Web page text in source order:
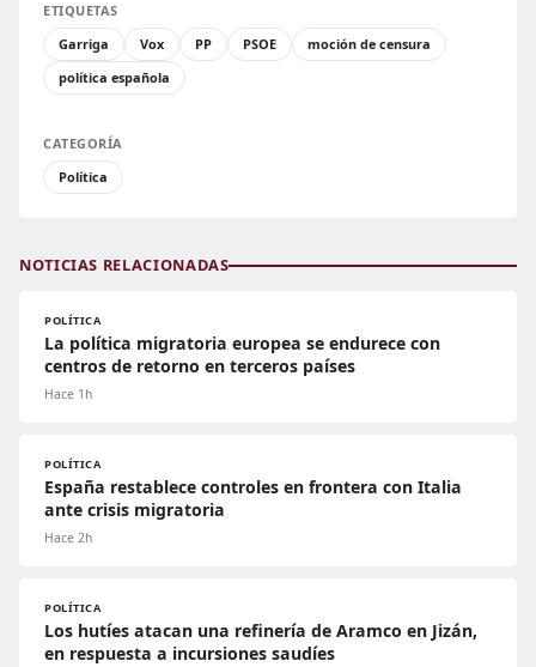
ETIQUETAS
Garriga
Vox PP PSOE
moción de censura
política española
CATEGORÍA
Política
NOTICIAS RELACIONADAS
POLÍTICA
La política migratoria europea se endurece con
centros de retorno en terceros países
Hace 1h
POLÍTICA
España restablece controles en frontera con Italia
ante crisis migratoria
Hace 2h
POLÍTICA
Los hutíes atacan una refinería de Aramco en Jizán,
en respuesta a incursiones saudíes